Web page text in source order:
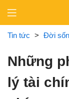
content
Tin tức > Đời
Những
lý tài